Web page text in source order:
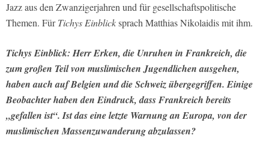
Jazz aus den Zwanzigerjahren und für gesellschaftspolitische
Themen. FürTichys Einblicksprach Matthias Nikolaidis mit ihm.
Tichys Einblick: Herr Erken, die Unruhen in Frankreich, die
zum großen Teil von muslimischen Jugendlichen ausgehen,
haben auch auf Belgien und die Schweiz übergegriffen. Einige
Beobachter haben den Eindruck, dass Frankreich bereits
„gefallen ist“. Ist das eine letzte Warnung an Europa, von der
muslimischen Massenzuwanderung abzulassen?